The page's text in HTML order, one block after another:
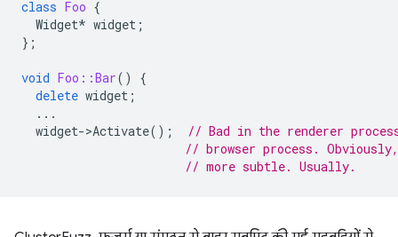
class Foo {
Widget* widget ;
};
void Foo::Bar()
{
delete widget ;
...
widget->Activate();
// Bad in the renderer
// browser process.
// more subtle. Usually.